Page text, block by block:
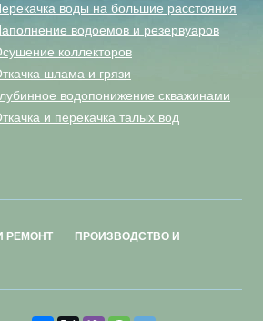
воды на большие расстояния
водоемов и резервуаров
коллекторов
шлама и грязи
водопонижение скважинами
и перекачка талых вод
РЕМОНТ
ПРОИЗВОДСТВО И